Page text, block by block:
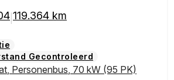
119.364 km
Gecontroleerd
, Personenbus, 70 kW (95 PK)